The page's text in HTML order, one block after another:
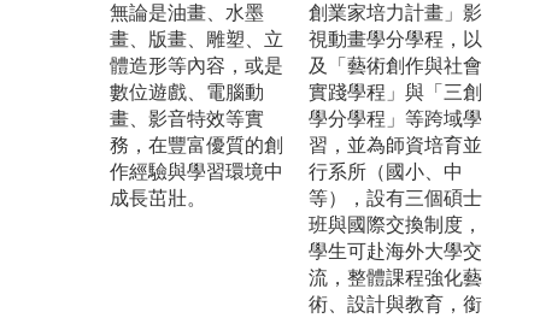
無論是油畫、水墨
畫、版畫、雕塑、立
體造形等內容，或是
數位遊戲、電腦動
畫、影音特效等實
務，在豐富優質的創
作經驗與學習環境中
成長茁壯。
創業家培力計畫」影
視動畫學分學程，以
及「藝術創作與社會
實踐學程」與「三創
學分學程」等跨域學
習，並為師資培育並
行系所（國小、中
等），設有三個碩士
班與國際交換制度，
學生可赴海外大學交
流，整體課程強化藝
術、設計與教育，銜